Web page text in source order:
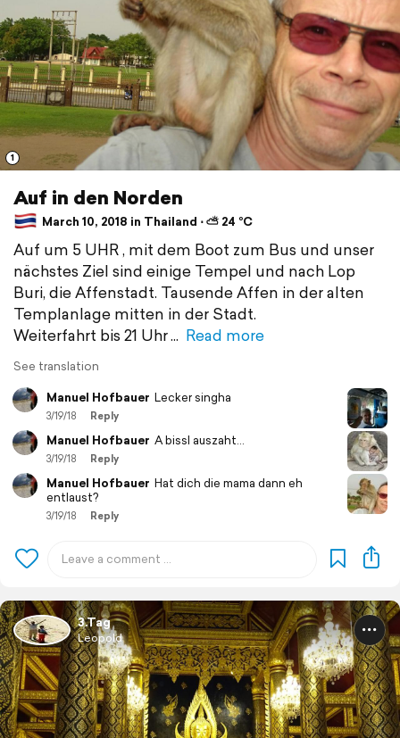
1
Auf in den Norden
March 10, 2018 in Thailand ⋅ ⛅ 24 °C
Auf um 5 UHR , mit dem Boot zum Bus und unser
nächstes Ziel sind einige Tempel und nach Lop
Buri, die Affenstadt. Tausende Affen in der alten
Templanlage mitten in der Stadt.
Weiterfahrt bis 21 Uhr
Read more
See translation
Manuel Hofbauer Lecker singha
3/19/18 Reply
Manuel Hofbauer A bissl auszaht...
3/19/18 Reply
Manuel Hofbauer Hat dich die mama dann eh
entlaust?
3/19/18 Reply
3.Tag
Leopold